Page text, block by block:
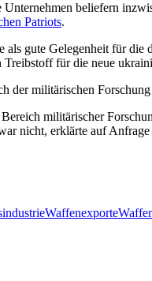
beliefern
Patriots.
als gute Gelegenheit für
für die neue
der militärischen
militärischer
nicht, erklärte auf
Waffenexporte